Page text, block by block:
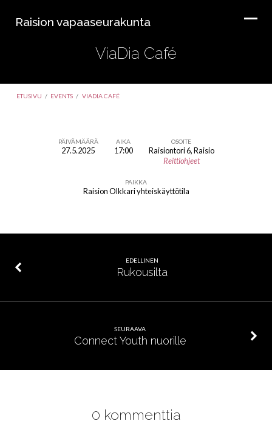
Raision vapaaseurakunta
ViaDia Café
ETUSIVU / EVENTS / VIADIA CAFÉ
PÄIVÄMÄÄRÄ
27.5.2025
AIKA
17:00
OSOITE
Raisiontori 6, Raisio
Reittiohjeet
PAIKKA
Raision Olkkari yhteiskäyttötila
EDELLINEN
Rukousilta
SEURAAVA
Connect Youth nuorille
0 kommenttia